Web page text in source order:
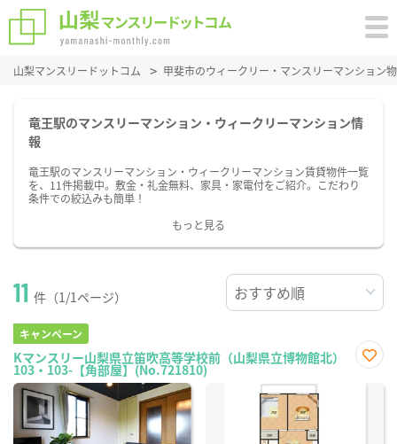
山梨マンスリードットコム 甲斐市のウィークリー・マンスリーマンション
竜王駅のマンスリーマンション・ウィークリーマンション情
報
竜王駅のマンスリーマンション・ウィークリーマンション賃貸物件一覧
を、11件掲載中。敷金・礼金無料、家具・家電付をご紹介。こだわり
条件での絞込みも簡単！
もっと見る
11 件（1/1ページ）
キャンペーン
Kマンスリー山梨県立笛吹高等学校前（山梨県立博物館北）
103・103-【角部屋】(No.721810)
に入